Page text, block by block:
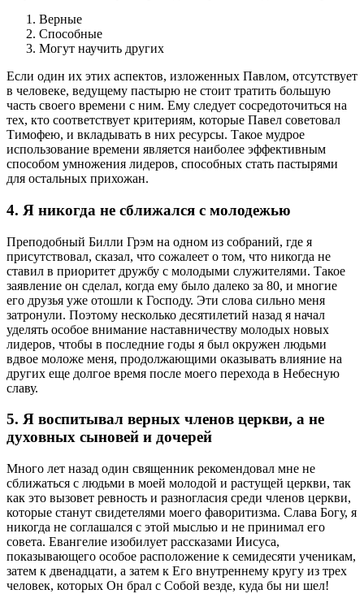
Верные
Способные
Могут научить других
Если один их этих аспектов, изложенных Павлом, отсутствует
в человеке, ведущему пастырю не стоит тратить большую
часть своего времени с ним. Ему следует сосредоточиться на
тех, кто соответствует критериям, которые Павел советовал
Тимофею, и вкладывать в них ресурсы. Такое мудрое
использование времени является наиболее эффективным
способом умножения лидеров, способных стать пастырями
для остальных прихожан.
4. Я никогда не сближался с молодежью
Преподобный Билли Грэм на одном из собраний, где я
присутствовал, сказал, что сожалеет о том, что никогда не
ставил в приоритет дружбу с молодыми служителями. Такое
заявление он сделал, когда ему было далеко за 80, и многие
его друзья уже отошли к Господу. Эти слова сильно меня
затронули. Поэтому несколько десятилетий назад я начал
уделять особое внимание наставничеству молодых новых
лидеров, чтобы в последние годы я был окружен людьми
вдвое моложе меня, продолжающими оказывать влияние на
других еще долгое время после моего перехода в Небесную
славу.
5. Я воспитывал верных членов церкви, а не
духовных сыновей и дочерей
Много лет назад один священник рекомендовал мне не
сближаться с людьми в моей молодой и растущей церкви, так
как это вызовет ревность и разногласия среди членов церкви,
которые станут свидетелями моего фаворитизма. Слава Богу, я
никогда не соглашался с этой мыслью и не принимал его
совета. Евангелие изобилует рассказами Иисуса,
показывающего особое расположение к семидесяти ученикам,
затем к двенадцати, а затем к Его внутреннему кругу из трех
человек, которых Он брал с Собой везде, куда бы ни шел!